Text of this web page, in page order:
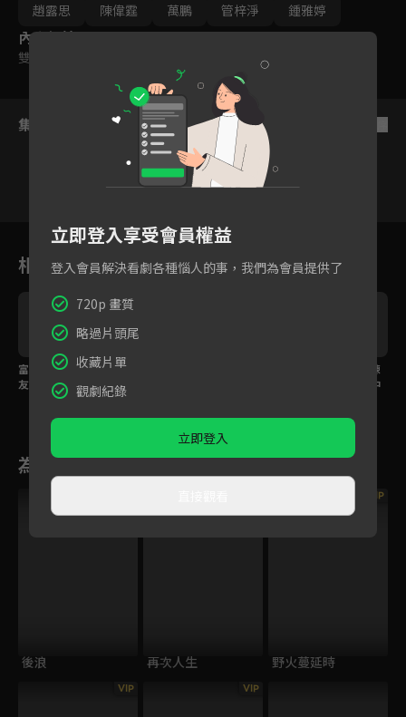
在，也重新認識自己。
趙露思 陳偉霆 萬鵬 管梓淨 鍾雅婷
內容標籤
雙字幕
集數列表
2 3
相關花絮
富人婆婆瞧不起兒子女
友勸分手，許妍一句話
妳那邊有我的線人！陳
偉霆甜吻趙露思卻暗中
為您推薦
後浪 再次人生
VIP
野火蔓延時
VIP VIP
立即登入享受會員權益
登入會員解決看劇各種惱人的事，我們為會員提供了
720p 畫質
略過片頭尾
收藏片單
觀劇紀錄
立即登入